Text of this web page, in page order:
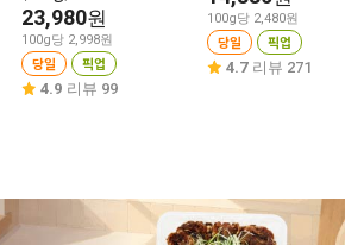
23,980원
100g당 2,998원
당일 픽업
4.9 리뷰 99
100g당 2,480원
당일 픽업
4.7 리뷰 271